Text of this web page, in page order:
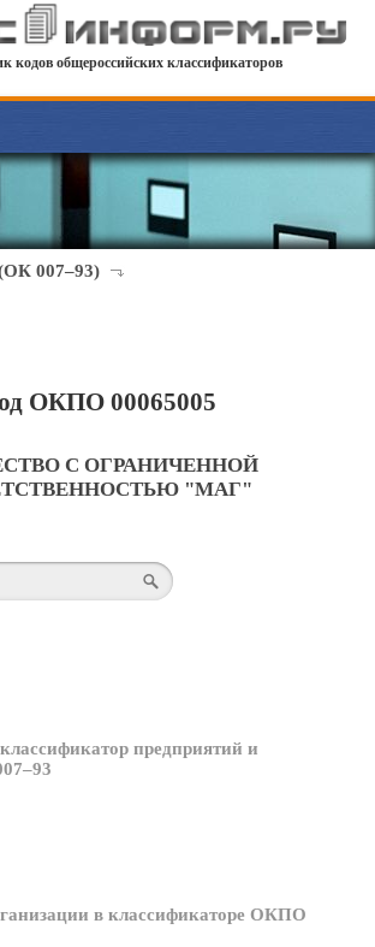
кодов общероссийских классификаторов
007–93)
ОКПО 00065005
С ОГРАНИЧЕННОЙ
"МАГ"
предприятий и
в классификаторе ОКПО